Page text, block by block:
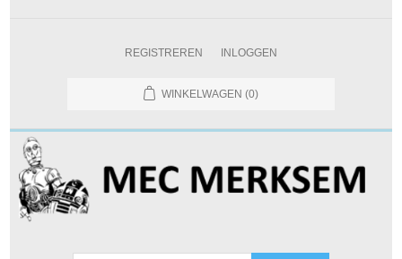
REGISTREREN INLOGGEN
WINKELWAGEN (0)